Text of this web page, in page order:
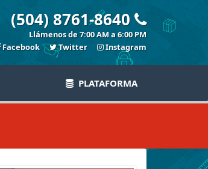
(504) 8761-8640
Llámenos de 7:00 AM a 6:00 PM
Facebook
Twitter Instagram
PLATAFORMA